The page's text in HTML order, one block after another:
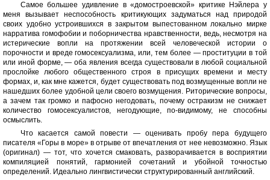
Самое большее удивление в «домостроевской» критике Нэйлера у
меня вызывает неспособность критикующих задуматься над природой
своих удобно устроившихся в закрытом выпестованном локально мирке
нарратива гомофобии и поборничества нравственности, ведь, несмотря на
истерические вопли на протяжении всей человеческой истории о
порочности и вреде гомосексуализма, или, тем более — проституции в той
или иной форме, — оба явления всегда существовали в любой социальной
прослойке любого общественного строя в присущих времени и месту
формах, и, как мне кажется, будет существовать под возмущенные вопли не
нашедших более удобной цели своего возмущения. Риторические вопросы,
а зачем так громко и пафосно негодовать, почему остракизм не снижает
количество гомосексуалистов, негодующие, по-видимому, не способны
осмыслить.
Что касается самой повести — оценивать пробу пера будущего
писателя «Горы в море» в отрыве от впечатления от нее невозможно. Язык
(оригинал) — тот, что хочется смаковать, разворачивается в восприятии
компиляцией понятий, гармонией сочетаний и убойной точностью
определений. Идеально лингвистически структурированный английский.